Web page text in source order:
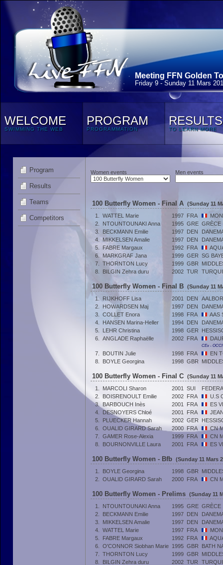
Meeting FFN Golden
Friday 9 - Sunday 11 Mars
WELCOME
SWIMMING THE WEB
PROGRAM
PROGRAMMATION
RESULTS
TO LEARN MORE
Program
Results
Teams
Competitors
Women events Men events
100 Butterfly Women - Final A (Sunday 11
1.
WATTEL Marie 1997 FRA
2.
NTOUNTOUNAKI Anna 1995 GRE GRÈCE
3.
BECKMANN Emilie 1997 DEN
4.
MIKKELSEN Amalie 1997 DEN
5.
FABRE Margaux 1992 FRA
6.
MARKGRAF Jana 1999 GER SG
7.
THORNTON Lucy 1999 GBR
8.
BILGIN Zehra duru 2002 TUR
100 Butterfly Women - Final B (Sunday 11
1.
RIJKHOFF Lisa 2001 DEN
2.
HOWARDSEN Maj 1997 DEN
3.
COLLET Enora 1998 FRA
AAS
4.
HANSEN Marina-Heller 1994 DEN
5.
LEHR Christina 1998 GER
6.
ANGLADE Raphaëlle 2002 FRA
CEx -
7. BOUTIN Julie 1998 FRA
EN
8.
BOYLE Georgina 1998 GBR
100 Butterfly Women - Final C (Sunday 11
1.
MARCOLI Sharon 2001 SUI
2.
BOISRENOULT Emilie 2002 FRA
U.S
3.
BARBOUCH Inès 2001 FRA
ES
4.
DESNOYERS Chloé 2001 FRA
5.
PLUECKER Hannah 2002 GER
6.
OUALID GIRARD Sarah 2000 FRA
CN
7.
GAMER Rose-Alexia 1999 FRA
CN
8.
BOURNONVILLE Laura 2001 FRA ES
100 Butterfly Women - Bfb (Sunday 11 Mars
1.
BOYLE Georgina 1998 GBR
2.
OUALID GIRARD Sarah 2000 FRA CN
100 Butterfly Women - Prelims (Sunday 11
1.
NTOUNTOUNAKI Anna 1995 GRE GRÈCE
2.
BECKMANN Emilie 1997 DEN
3.
MIKKELSEN Amalie 1997 DEN
4.
WATTEL Marie 1997 FRA
5.
FABRE Margaux 1992 FRA
6.
O'CONNOR Siobhan Marie 1995 GBR
BATH
7.
THORNTON Lucy 1999 GBR
8.
BILGIN Zehra duru 2002 TUR